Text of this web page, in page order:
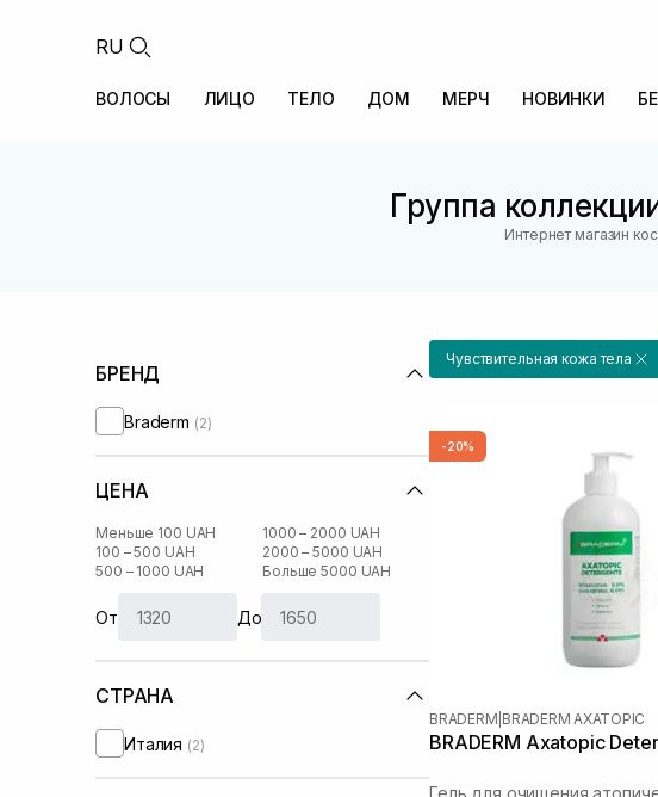
RU
ВОЛОСЫ ЛИЦО ТЕЛО ДОМ МЕРЧ НОВИНКИ
Группа
Интернет магазин
БРЕНД
Braderm (2)
ЦЕНА
Меньше 100 UAH
100 – 500 UAH
500 – 1000 UAH
1000 – 2000 UAH
2000 – 5000 UAH
Больше 5000 UAH
От До
СТРАНА
Италия (2)
Чувствительная кожа тела
-20%
BRADERM BRADERM AXATOPIC
BRADERM Axatopic
Гель для очищения